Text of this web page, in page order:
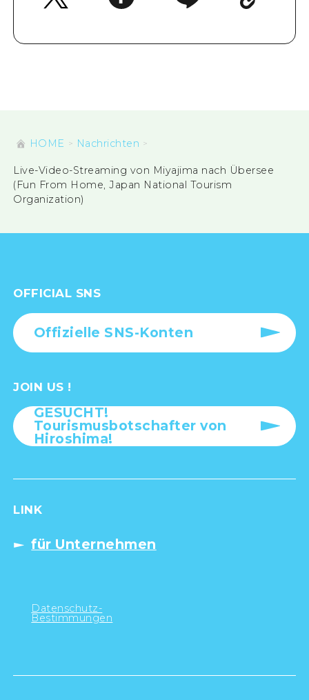
HOME Nachrichten
Live-Video-Streaming von Miyajima nach Übersee
(Fun From Home, Japan National Tourism
Organization)
OFFICIAL SNS
Offizielle SNS-Konten
JOIN US !
GESUCHT!
Tourismusbotschafter von
Hiroshima!
LINK
für Unternehmen
Datenschutz-
Bestimmungen